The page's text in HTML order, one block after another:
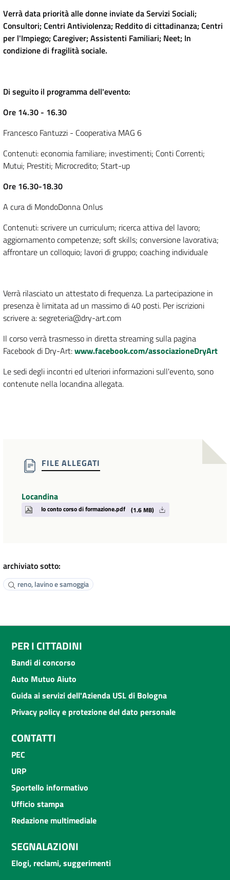
Verrà data priorità alle donne inviate da Servizi Sociali;
Consultori; Centri Antiviolenza; Reddito di cittadinanza; Centri
per l'Impiego; Caregiver; Assistenti Familiari; Neet; In
condizione di fragilità sociale.
Di seguito il programma dell'evento:
Ore 14.30 - 16.30
Francesco Fantuzzi - Cooperativa MAG 6
Contenuti: economia familiare; investimenti; Conti Correnti;
Mutui; Prestiti; Microcredito; Start-up
Ore 16.30-18.30
A cura di MondoDonna Onlus
Contenuti: scrivere un curriculum; ricerca attiva del lavoro;
aggiornamento competenze; soft skills; conversione lavorativa;
affrontare un colloquio; lavori di gruppo; coaching individuale
Verrà rilasciato un attestato di frequenza. La partecipazione in
presenza è limitata ad un massimo di 40 posti. Per iscrizioni
scrivere a: segreteria@dry-art.com
Il corso verrà trasmesso in diretta streaming sulla pagina
Facebook di Dry-Art:www.facebook.com/associazioneDryArt
Le sedi degli incontri ed ulteriori informazioni sull'evento, sono
contenute nella locandina allegata.
FILE ALLEGATI
Locandina
Io conto corso di formazione.pdf (1.6 MB)
archiviato sotto:
reno, lavino e samoggia
PER I CITTADINI
Bandi di concorso
Auto Mutuo Aiuto
Guida ai servizi dell'Azienda USL di Bologna
Privacy policy e protezione del dato personale
CONTATTI
PEC
URP
Sportello informativo
Ufficio stampa
Redazione multimediale
SEGNALAZIONI
Elogi, reclami, suggerimenti